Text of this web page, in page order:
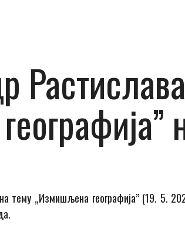
тему „Измишљена географија” (19. 5.